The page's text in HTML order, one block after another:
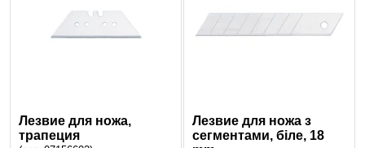
Лезвие для ножа,
трапеция
Лезвие для ножа з
сегментами, біле, 18